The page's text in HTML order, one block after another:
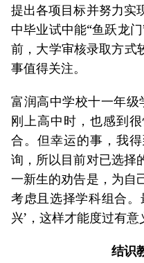
提出各项目标并努力实
中毕业试中能“鱼跃龙
前，大学审核录取方式
事值得关注。
富润高中学校十一年
刚上高中时，也感到
合。但幸运的事，我
询，所以目前对已选择
一新生的劝告是，为自
考虑且选择学科组合
兴’，这样才能度过有
结识